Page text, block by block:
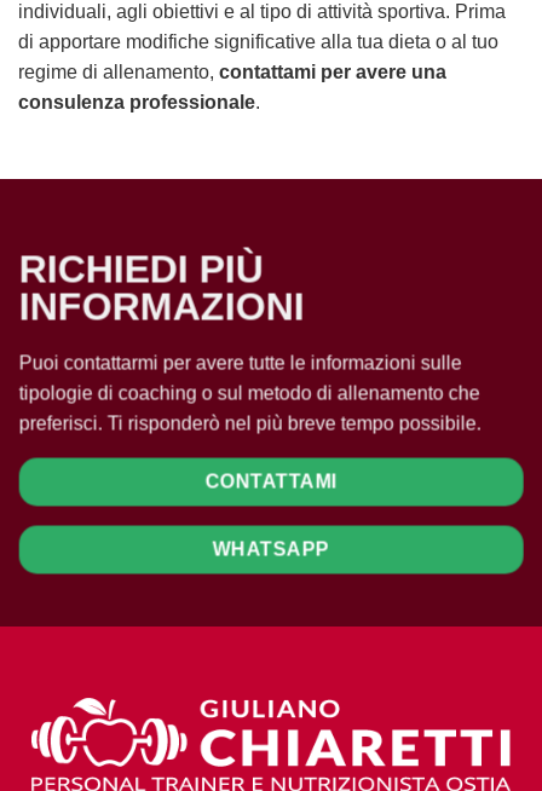
individuali, agli obiettivi e al tipo di attività sportiva. Prima
di apportare modifiche significative alla tua dieta o al tuo
regime di allenamento, contattami per avere una
consulenza professionale.
RICHIEDI PIÙ
INFORMAZIONI
Puoi contattarmi per avere tutte le informazioni sulle
tipologie di coaching o sul metodo di allenamento che
preferisci. Ti risponderò nel più breve tempo possibile.
CONTATTAMI
WHATSAPP